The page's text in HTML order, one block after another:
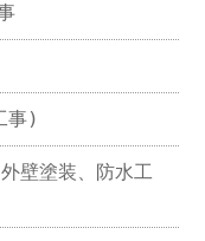
事)
壁塗装、防水工